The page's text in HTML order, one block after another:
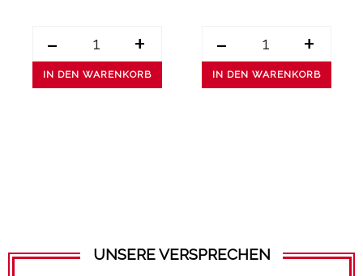
- +
IN DEN WARENKORB
- +
IN DEN WARENKORB
UNSERE VERSPRECHEN